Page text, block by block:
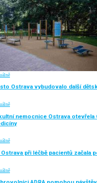
Ostrava vybudovalo další
nemocnice Ostrava
Ostrava při léčbě pacientů začala